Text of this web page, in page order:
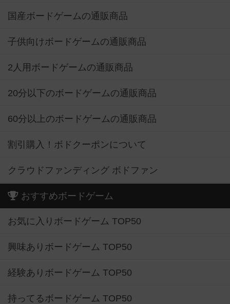
国産ボードゲームの通販商品
子供向けボードゲームの通販商品
2人用ボードゲームの通販商品
20分以下のボードゲームの通販商品
60分以上のボードゲームの通販商品
割引購入！ボドクーポンについて
クラウドファンディング ボドファン
おすすめボードゲーム
お気に入りボードゲーム TOP50
興味ありボードゲーム TOP50
経験ありボードゲーム TOP50
持ってるボードゲーム TOP50